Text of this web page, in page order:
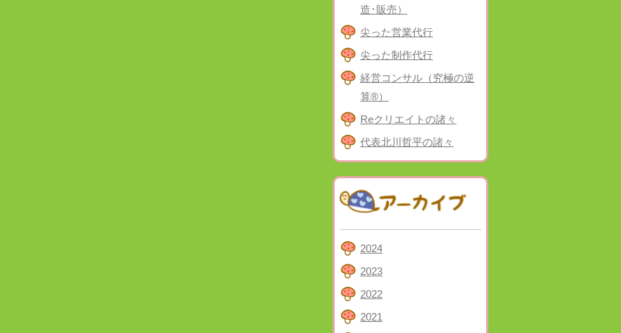
造･販売）
尖った営業代行
尖った制作代行
経営コンサル（究極の逆
算®）
Reクリエイトの諸々
代表北川哲平の諸々
2024
2023
2022
2021